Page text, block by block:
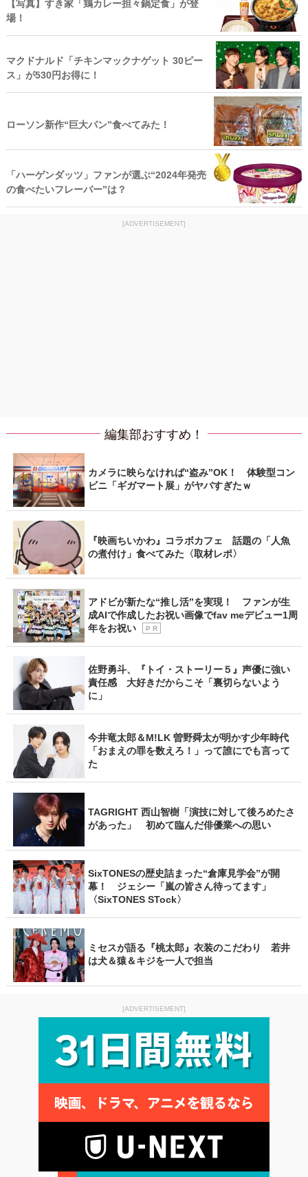
【写真】すき家「鶏カレー担々鍋定食」が登
場！
マクドナルド「チキンマックナゲット 30ピー
ス」が530円お得に！
ローソン新作“巨大パン”食べてみた！
「ハーゲンダッツ」ファンが選ぶ“2024年発売
の食べたいフレーバー”は？
[ADVERTISEMENT]
編集部おすすめ！
カメラに映らなければ“盗み”OK！ 体験型コン
ビニ「ギガマート展」がヤバすぎたｗ
『映画ちいかわ』コラボカフェ 話題の「人魚
の煮付け」食べてみた〈取材レポ〉
アドビが新たな“推し活”を実現！ ファンが生
成AIで作成したお祝い画像でfav meデビュー1周
年をお祝い
P R
佐野勇斗、『トイ・ストーリー５』声優に強い
責任感 大好きだからこそ「裏切らないよう
に」
今井竜太郎＆M!LK 曽野舜太が明かす少年時代
「おまえの罪を数えろ！」って誰にでも言って
た
TAGRIGHT 西山智樹「演技に対して後ろめたさ
があった」 初めて臨んだ俳優業への思い
SixTONESの歴史詰まった“倉庫見学会”が開
幕！ ジェシー「嵐の皆さん待ってます」
〈SixTONES STock〉
ミセスが語る『桃太郎』衣装のこだわり 若井
は犬＆猿＆キジを一人で担当
[ADVERTISEMENT]